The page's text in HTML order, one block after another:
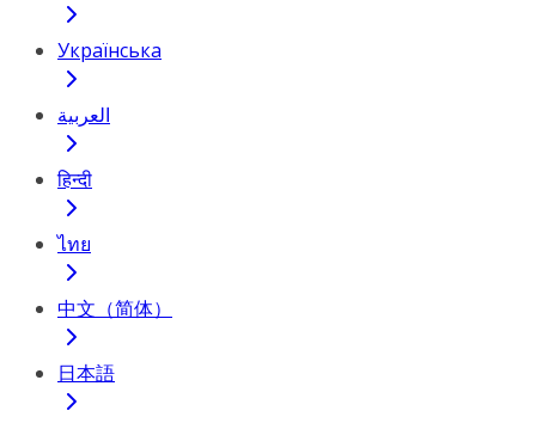
Українська
العربية
हिन्दी
ไทย
中文（简体）
日本語